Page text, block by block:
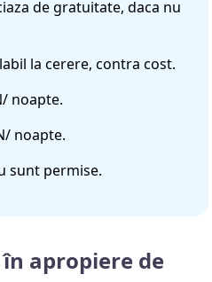
de gratuitate, daca nu
la cerere, contra cost.
noapte.
noapte.
sunt permise.
apropiere de